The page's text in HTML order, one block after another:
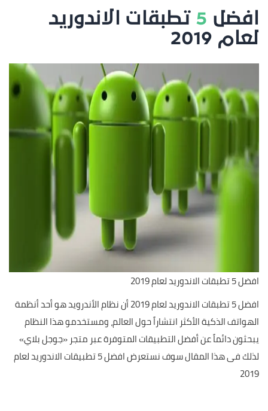
افضل 5 تطبقات الاندوريد
لعام 2019
افضل 5 تطبقات الاندوريد لعام 2019
افضل 5 تطبقات الاندوريد لعام 2019 أن نظام الأندرويد هو أحد أنظمة
الهواتف الذكية الأكثر انتشاراً حول العالم، ومستخدمو هذا النظام
يبحثون دائماً عن أفضل التطبيقات المتوفرة عبر متجر «جوجل بلاي»
لذلك فى هذا المقال سوف نستعرض افضل 5 تطبيقات الاندوريد لعام
2019